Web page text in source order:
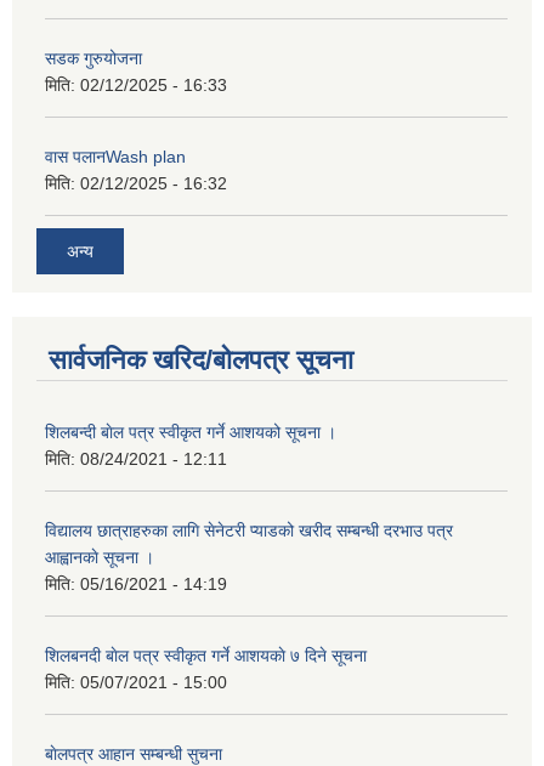
सडक गुरुयोजना
मिति: 02/12/2025 - 16:33
वास पलानWash plan
मिति: 02/12/2025 - 16:32
अन्य
सार्वजनिक खरिद/बोलपत्र सूचना
शिलबन्दी बाेल पत्र स्वीकृत गर्ने आशयको सूचना ।
मिति: 08/24/2021 - 12:11
विद्यालय छात्राहरुका लागि सेनेटरी प्याडको खरीद सम्बन्धी दरभाउ पत्र
आह्वानकाे सूचना ।
मिति: 05/16/2021 - 14:19
शिलबनदी बाेल पत्र स्वीकृत गर्ने आशयकाे ७ दिने सूचना
मिति: 05/07/2021 - 15:00
बाेलपत्र आहान सम्बन्धी सुचना